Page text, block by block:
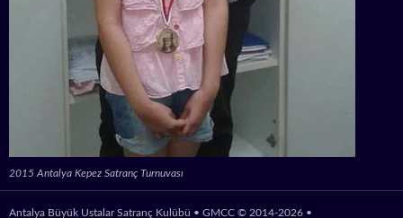
2015 Antalya Kepez Satranç Turnuvası
Antalya Büyük Ustalar Satranç Kulübü • GMCC © 2014-2026 •